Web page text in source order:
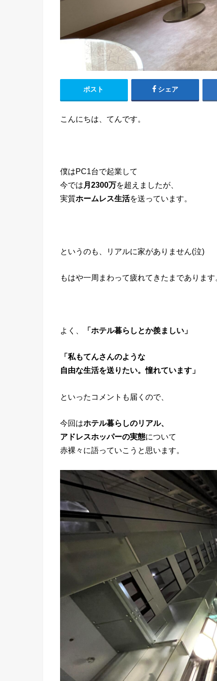
ポスト シェア
こんにちは、てんです。
僕はPC1台で起業して
今では 月2300万を超えましたが、
実質ホームレス生活を送っています。
というのも、リアルに家がありません(泣)
もはや一周まわって疲れてきたまであります
よく、 「ホテル暮らしとか羨ましい」
「私もてんさんのような
自由な生活を送りたい。憧れています」
といったコメントも届くので、
今回はホテル暮らしのリアル、
アドレスホッパーの実態について
赤裸々に語っていこうと思います。